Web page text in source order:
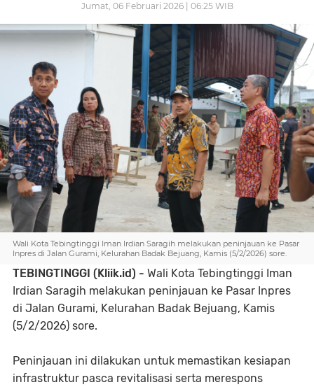
Jumat, 06 Februari 2026 | 06:25 WIB
Wali Kota Tebingtinggi Iman Irdian Saragih melakukan peninjauan ke Pasar
Inpres di Jalan Gurami, Kelurahan Badak Bejuang, Kamis (5/2/2026) sore.
TEBINGTINGGI (Kliik.id) - Wali Kota Tebingtinggi Iman
Irdian Saragih melakukan peninjauan ke Pasar Inpres
di Jalan Gurami, Kelurahan Badak Bejuang, Kamis
(5/2/2026) sore.
Peninjauan ini dilakukan untuk memastikan kesiapan
infrastruktur pasca revitalisasi serta merespons